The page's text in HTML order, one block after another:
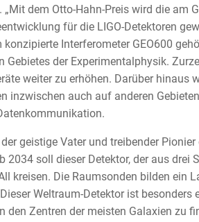
„Mit dem Otto-Hahn-Preis wird die am
für die LIGO-Detektoren
konzipierte Interferometer GEO600
Gebietes der Experimentalphysik.
weiter zu erhöhen. Darüber hinaus
inzwischen auch auf anderen
der geistige Vater und treibender
2034 soll dieser Detektor, der aus
kreisen. Die Raumsonden bilden ein
Weltraum-Detektor ist
den Zentren der meisten Galaxien zu